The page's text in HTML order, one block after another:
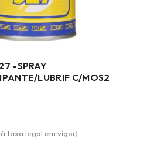
-SPRAY
LUBRIF C/MOS2
taxa legal em vigor)